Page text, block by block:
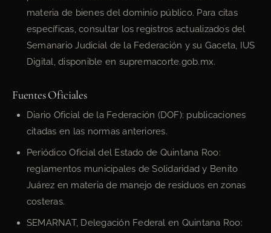
materia de bienes del dominio público. Para citas
específicas, consultar los registros actualizados del
Semanario Judicial de la Federación y su Gaceta, IUS
Digital, disponible en supremacorte.gob.mx.
Fuentes Oficiales
Diario Oficial de la Federación (DOF): publicaciones
citadas en las normas anteriores.
Periódico Oficial del Estado de Quintana Roo:
reglamentos municipales de Solidaridad y Benito
Juárez en materia de manejo de residuos en zonas
costeras.
SEMARNAT, Delegación Federal en Quintana Roo: